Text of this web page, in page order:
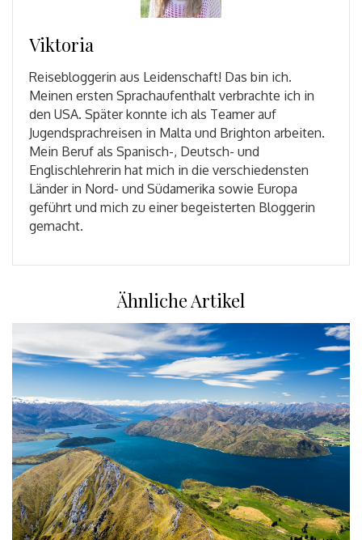
Viktoria
Reisebloggerin aus Leidenschaft! Das bin ich.
Meinen ersten Sprachaufenthalt verbrachte ich in
den USA. Später konnte ich als Teamer auf
Jugendsprachreisen in Malta und Brighton arbeiten.
Mein Beruf als Spanisch-, Deutsch- und
Englischlehrerin hat mich in die verschiedensten
Länder in Nord- und Südamerika sowie Europa
geführt und mich zu einer begeisterten Bloggerin
gemacht.
Ähnliche Artikel